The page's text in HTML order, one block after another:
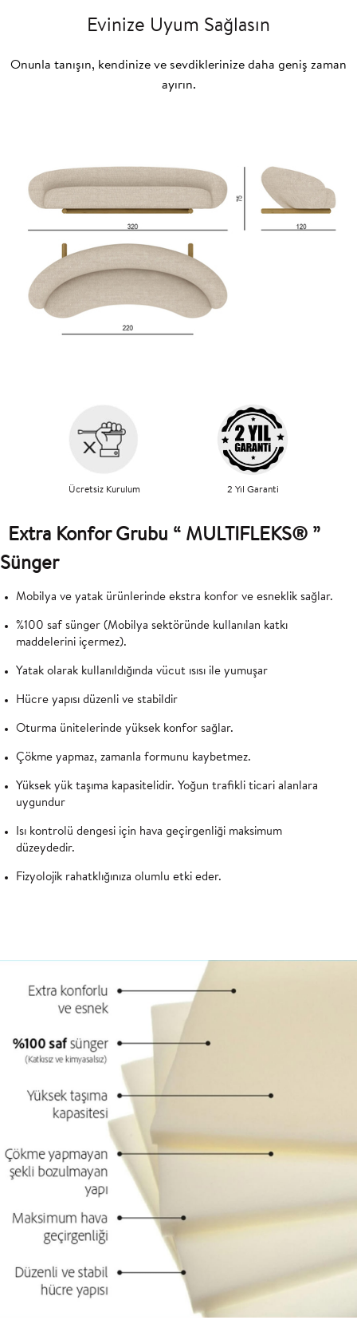
Evinize Uyum Sağlasın
Onunla tanışın, kendinize ve sevdiklerinize daha geniş zaman
ayırın.
Ücretsiz Kurulum 2 Yıl Garanti
Extra Konfor Grubu “ MULTIFLEKS® ”
Sünger
Mobilya ve yatak ürünlerinde ekstra konfor ve esneklik sağlar.
%100 saf sünger (Mobilya sektöründe kullanılan katkı
maddelerini içermez).
Yatak olarak kullanıldığında vücut ısısı ile yumuşar
Hücre yapısı düzenli ve stabildir
Oturma ünitelerinde yüksek konfor sağlar.
Çökme yapmaz, zamanla formunu kaybetmez.
Yüksek yük taşıma kapasitelidir. Yoğun trafikli ticari alanlara
uygundur
Isı kontrolü dengesi için hava geçirgenliği maksimum
düzeydedir.
Fizyolojik rahatklığınıza olumlu etki eder.